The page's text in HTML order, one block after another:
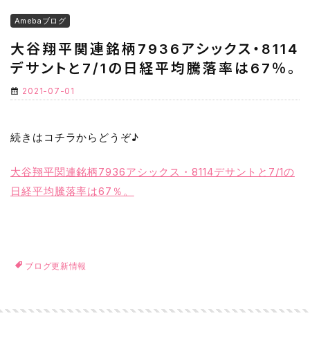
Amebaブログ
大谷翔平関連銘柄7936アシックス・8114
デサントと7/1の日経平均騰落率は67％。
2021-07-01
続きはコチラからどうぞ♪
大谷翔平関連銘柄7936アシックス・8114デサントと7/1の
日経平均騰落率は67％。
ブログ更新情報